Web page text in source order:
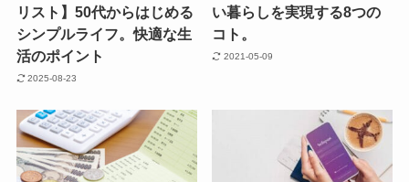
リスト】50代からはじめる
シンプルライフ。快適な生
活のポイント
2025-08-23
い暮らしを実現する8つの
コト。
2021-05-09